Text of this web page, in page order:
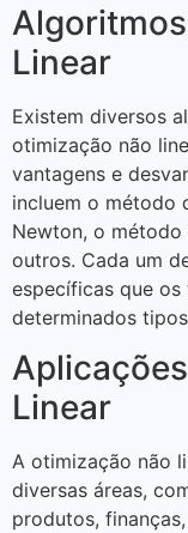
Linear
Existem diversos
otimização não
vantagens e
incluem o método
Newton, o
outros. Cada um
específicas que os
determinados
Linear
A otimização não
diversas áreas,
produtos,